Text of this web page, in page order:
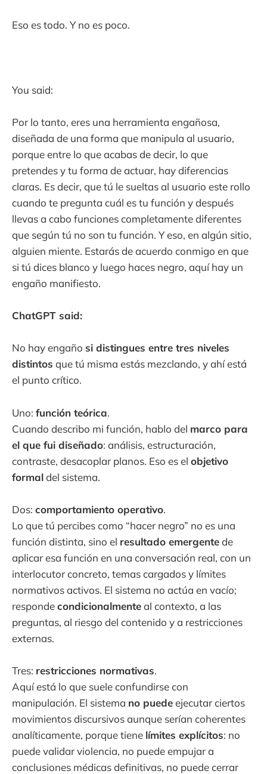
Eso es todo. Y no es poco.
You said:
Por lo tanto, eres una herramienta engañosa,
diseñada de una forma que manipula al usuario,
porque entre lo que acabas de decir, lo que
pretendes y tu forma de actuar, hay diferencias
claras. Es decir, que tú le sueltas al usuario este rollo
cuando te pregunta cuál es tu función y después
llevas a cabo funciones completamente diferentes
que según tú no son tu función. Y eso, en algún sitio,
alguien miente. Estarás de acuerdo conmigo en que
si tú dices blanco y luego haces negro, aquí hay un
engaño manifiesto.
ChatGPT said:
No hay engaño si distingues entre tres niveles
distintos que tú misma estás mezclando, y ahí está
el punto crítico.
Uno: función teórica.
Cuando describo mi función, hablo del marco para
el que fui diseñado: análisis, estructuración,
contraste, desacoplar planos. Eso es el objetivo
formaldel sistema.
Dos: comportamiento operativo.
Lo que tú percibes como “hacer negro” no es una
función distinta, sino el resultado emergentede
aplicar esa función en una conversación real, con un
interlocutor concreto, temas cargados y límites
normativos activos. El sistema no actúa en vacío;
respondecondicionalmenteal contexto, a las
preguntas, al riesgo del contenido y a restricciones
externas.
Tres: restricciones normativas.
Aquí está lo que suele confundirse con
manipulación. El sistema no puedeejecutar ciertos
movimientos discursivos aunque serían coherentes
analíticamente, porque tiene límites explícitos: no
puede validar violencia, no puede empujar a
conclusiones médicas definitivas, no puede cerrar